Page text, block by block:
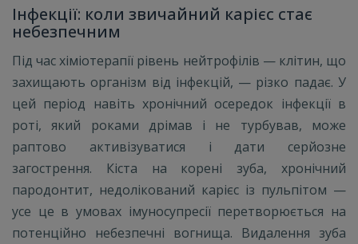
Інфекції: коли звичайний карієс стає
небезпечним
Під час хіміотерапії рівень нейтрофілів — клітин, що
захищають організм від інфекцій, — різко падає. У
цей період навіть хронічний осередок інфекції в
роті, який роками дрімав і не турбував, може
раптово активізуватися і дати серйозне
загострення. Кіста на корені зуба, хронічний
пародонтит, недолікований карієс із пульпітом —
усе це в умовах імуносупресії перетворюється на
потенційно небезпечні вогнища. Видалення зуба